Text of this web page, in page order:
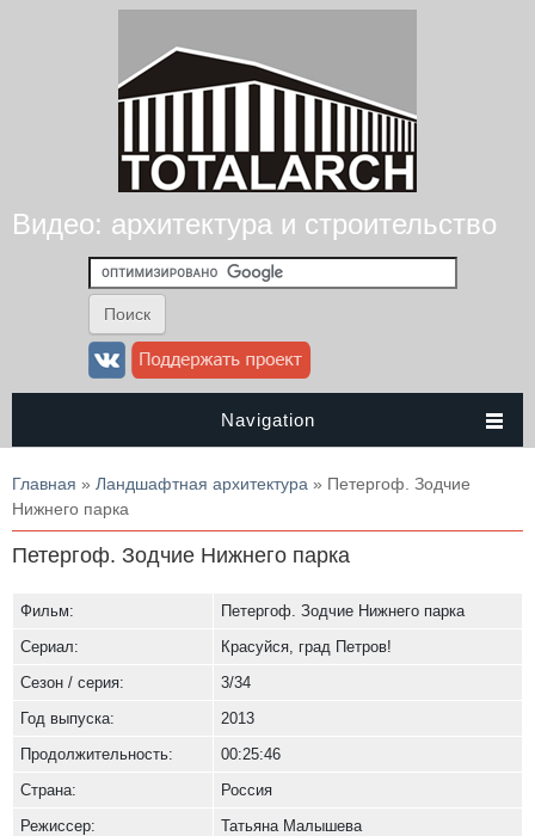
Видео: архитектура и строительство
Navigation
Вы здесь
Главная » Ландшафтная архитектура » Петергоф. Зодчие
Нижнего парка
Петергоф. Зодчие Нижнего парка
Фильм:
Петергоф. Зодчие Нижнего парка
Сериал:
Красуйся, град Петров!
Сезон / серия:
3/34
Год выпуска:
2013
Продолжительность:
00:25:46
Страна:
Россия
Режиссер:
Татьяна Малышева